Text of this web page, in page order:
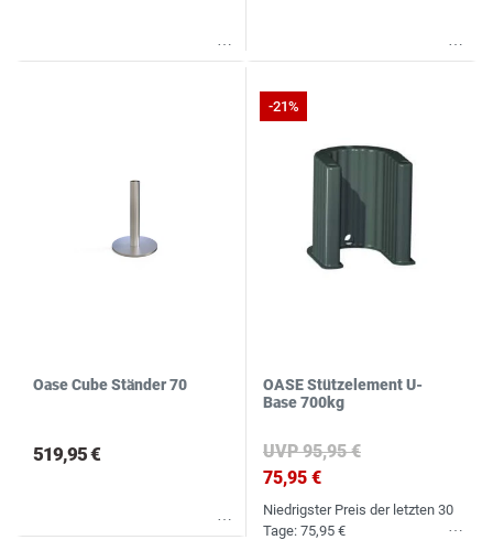
Oase Cube Ständer 70
519,95 €
-21%
OASE Stützelement U-
Base 700kg
UVP 95,95 €
75,95 €
Niedrigster Preis der letzten 30
Tage: 75,95 €